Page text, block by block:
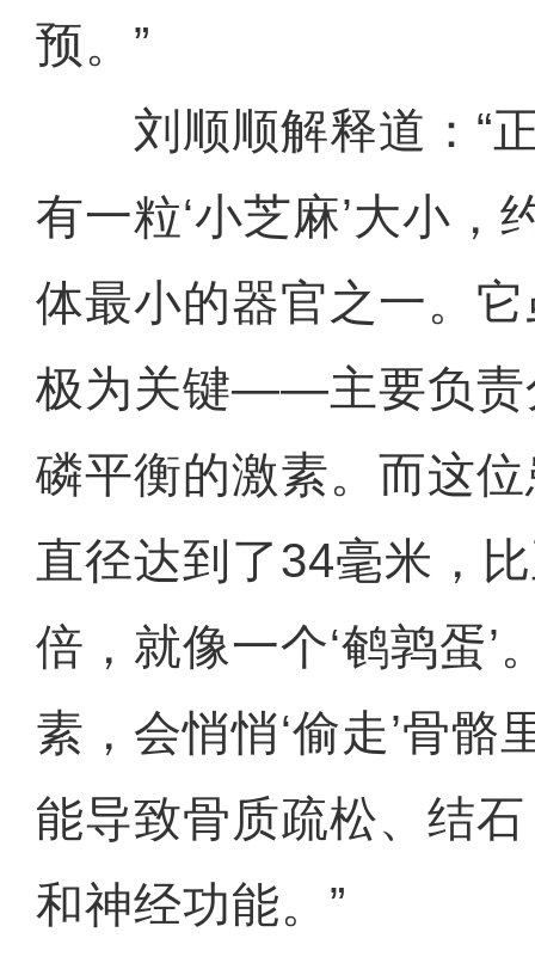
预。”
刘顺顺解释道：“正
有一粒‘小芝麻’大小，
体最小的器官之一。
极为关键——主要负责
磷平衡的激素。而这
直径达到了34毫米，
倍，就像一个‘鹌鹑蛋’
素，会悄悄‘偷走’骨骼
能导致骨质疏松、结
和神经功能。”